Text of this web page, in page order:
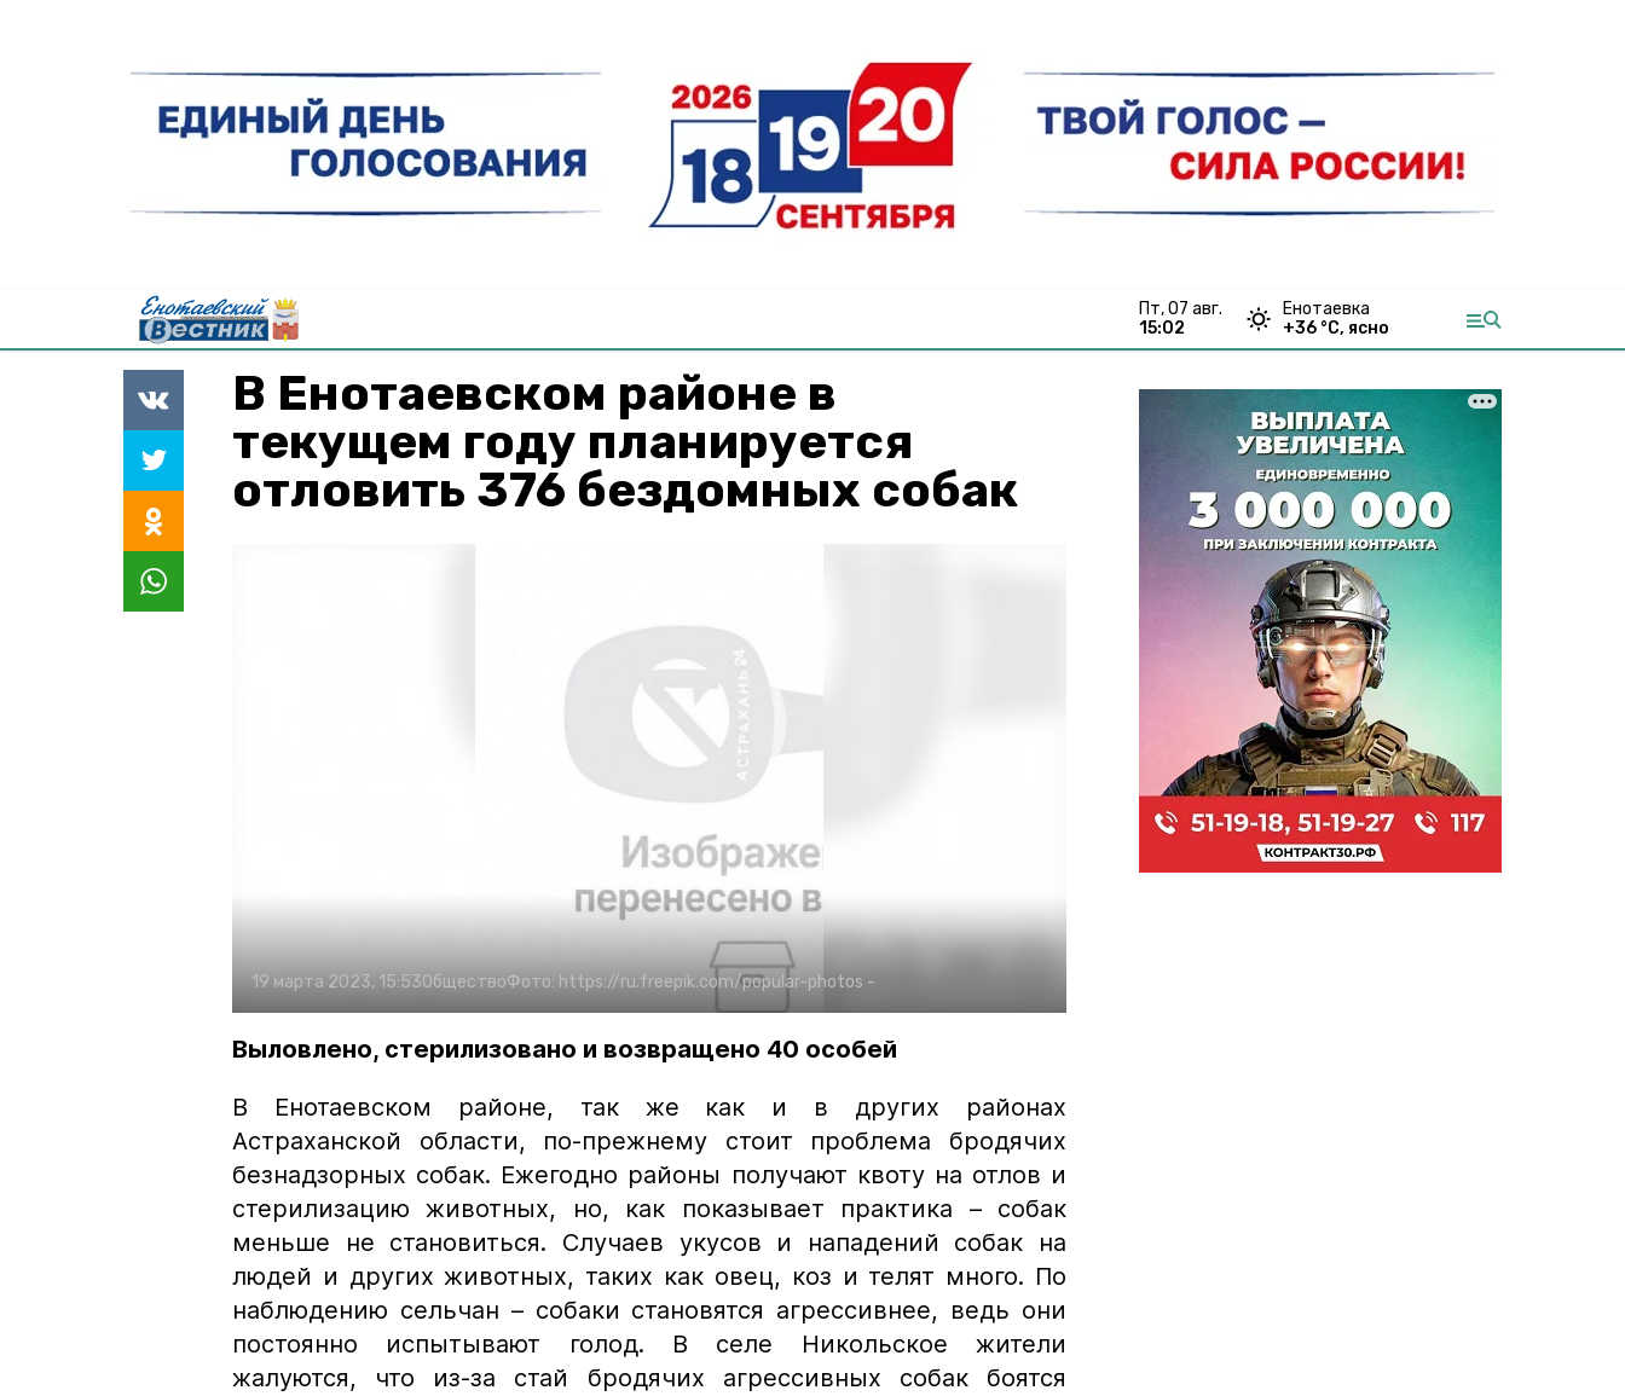
пт, 07 авг.
15:02
Енотаевка
+36 °С, ясно
В Енотаевском районе в
текущем году планируется
отловить 376 бездомных собак
19 марта 2023, 15:53ОбществоФото: https://ru.freepik.com/popular-photos -
Выловлено, стерилизовано и возвращено 40 особей
В Енотаевском районе, так же как и в других районах
Астраханской области, по-прежнему стоит проблема бродячих
безнадзорных собак. Ежегодно районы получают квоту на отлов и
стерилизацию животных, но, как показывает практика – собак
меньше не становиться. Случаев укусов и нападений собак на
людей и других животных, таких как овец, коз и телят много. По
наблюдению сельчан – собаки становятся агрессивнее, ведь они
постоянно испытывают голод. В селе Никольское жители
жалуются, что из-за стай бродячих агрессивных собак боятся